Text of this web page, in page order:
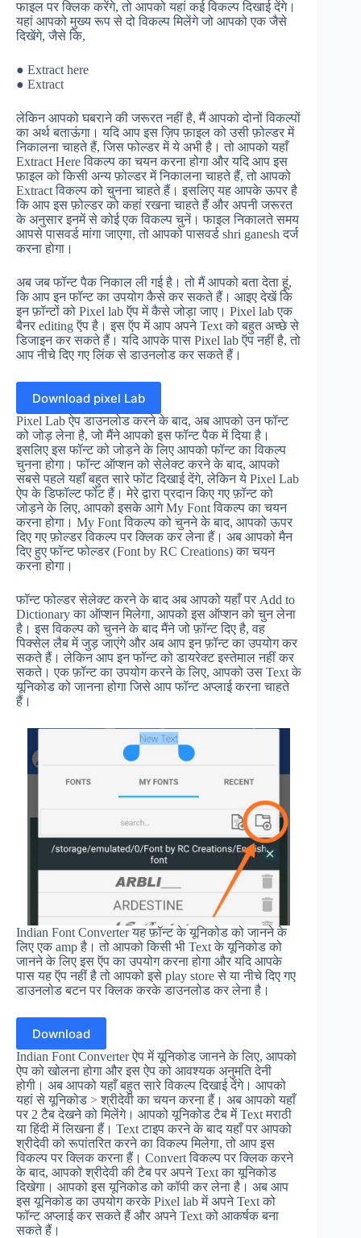
फाइल पर क्लिक करेंगे, तो आपको यहां कई विकल्प दिखाई देंगे।
यहां आपको मुख्य रूप से दो विकल्प मिलेंगे जो आपको एक जैसे
दिखेंगे, जैसे कि,
● Extract here
● Extract
लेकिन आपको घबराने की जरूरत नहीं है, मैं आपको दोनों विकल्पों
का अर्थ बताऊंगा। यदि आप इस ज़िप फ़ाइल को उसी फ़ोल्डर में
निकालना चाहते हैं, जिस फोल्डर में ये अभी है। तो आपको यहाँ
Extract Here विकल्प का चयन करना होगा और यदि आप इस
फ़ाइल को किसी अन्य फ़ोल्डर में निकालना चाहते हैं, तो आपको
Extract विकल्प को चुनना चाहते हैं। इसलिए यह आपके ऊपर है
कि आप इस फ़ोल्डर को कहां रखना चाहते हैं और अपनी जरूरत
के अनुसार इनमें से कोई एक विकल्प चुनें। फाइल निकालते समय
आपसे पासवर्ड मांगा जाएगा, तो आपको पासवर्ड shri ganesh दर्ज
करना होगा।
अब जब फॉन्ट पैक निकाल ली गई है। तो मैं आपको बता देता हूं,
कि आप इन फॉन्ट का उपयोग कैसे कर सकते हैं। आइए देखें कि
इन फ़ॉन्टों को Pixel lab ऍप में कैसे जोड़ा जाए। Pixel lab एक
बैनर editing ऍप है। इस ऍप में आप अपने Text को बहुत अच्छे से
डिजाइन कर सकते हैं। यदि आपके पास Pixel lab ऍप नहीं है, तो
आप नीचे दिए गए लिंक से डाउनलोड कर सकते हैं।
Download pixel Lab
Pixel Lab ऐप डाउनलोड करने के बाद, अब आपको उन फॉन्ट
को जोड़ लेना है, जो मैंने आपको इस फॉन्ट पैक में दिया है।
इसलिए इस फॉन्ट को जोड़ने के लिए आपको फॉन्ट का विकल्प
चुनना होगा। फॉन्ट ऑप्शन को सेलेक्ट करने के बाद, आपको
सबसे पहले यहाँ बहुत सारे फोंट दिखाई देंगे, लेकिन ये Pixel Lab
ऐप के डिफॉल्ट फोंट हैं। मेरे द्वारा प्रदान किए गए फ़ॉन्ट को
जोड़ने के लिए, आपको इसके आगे My Font विकल्प का चयन
करना होगा। My Font विकल्प को चुनने के बाद, आपको ऊपर
दिए गए फ़ोल्डर विकल्प पर क्लिक कर लेना हैं। अब आपको मैन
दिए हुए फॉन्ट फोल्डर (Font by RC Creations) का चयन
करना होगा।
फॉन्ट फोल्डर सेलेक्ट करने के बाद अब आपको यहाँ पर Add to
Dictionary का ऑप्शन मिलेगा, आपको इस ऑप्शन को चुन लेना
है। इस विकल्प को चुनने के बाद मैंने जो फ़ॉन्ट दिए है, वह
पिक्सेल लैब में जुड़ जाएंगे और अब आप इन फ़ॉन्ट का उपयोग कर
सकते हैं। लेकिन आप इन फॉन्ट को डायरेक्ट इस्तेमाल नहीं कर
सकते। एक फ़ॉन्ट का उपयोग करने के लिए, आपको उस Text के
यूनिकोड को जानना होगा जिसे आप फॉन्ट अप्लाई करना चाहते
हैं।
Indian Font Converter यह फ़ॉन्ट के यूनिकोड को जानने के
लिए एक amp है। तो आपको किसी भी Text के यूनिकोड को
जानने के लिए इस ऍप का उपयोग करना होगा और यदि आपके
पास यह ऍप नहीं है तो आपको इसे play store से या नीचे दिए गए
डाउनलोड बटन पर क्लिक करके डाउनलोड कर लेना है।
Download
Indian Font Converter ऐप में यूनिकोड जानने के लिए, आपको
ऐप को खोलना होगा और इस ऐप को आवश्यक अनुमति देनी
होगी। अब आपको यहाँ बहुत सारे विकल्प दिखाई देंगे। आपको
यहां से यूनिकोड > श्रीदेवी का चयन करना हैं। अब आपको यहाँ
पर 2 टैब देखने को मिलेंगे। आपको यूनिकोड टैब में Text मराठी
या हिंदी में लिखना हैं। Text टाइप करने के बाद यहाँ पर आपको
श्रीदेवी को रूपांतरित करने का विकल्प मिलेगा, तो आप इस
विकल्प पर क्लिक करना हैं। Convert विकल्प पर क्लिक करने
के बाद, आपको श्रीदेवी की टैब पर अपने Text का यूनिकोड
दिखेगा। आपको इस यूनिकोड को कॉपी कर लेना है। अब आप
इस यूनिकोड का उपयोग करके Pixel lab में अपने Text को
फॉन्ट अप्लाई कर सकते हैं और अपने Text को आकर्षक बना
सकते हैं।